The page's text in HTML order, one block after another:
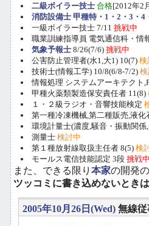
二級ボイラー技士 合格[2012年2
消防設備士 甲種特・1・2・3・4
一級ボイラー技士 7/11 挑戦中
職業訓練指導員 電気通信科・情
気象予報士 8/26(7/6) 挑戦中
公害防止管理者(水1,大1) 10(7) 検
技術士(情報工学) 10/8(6/8-7/2) 検
情報処理 システムアーキテクト
甲種火薬類製造保安責任者 11(8)
１・２級ラジオ・音響技能検定
第一種冷凍機械,第二種販売,液化
環境計量士(濃度,騒音・振動関係
測量士 検討中
第１種放射線取扱主任者 8(5) 検
モールス電信技能認定 3段 挑戦中
また、できる限り 本家の開発
ツッコミに書き込めないときは
2005年10月26日(Wed) 無線